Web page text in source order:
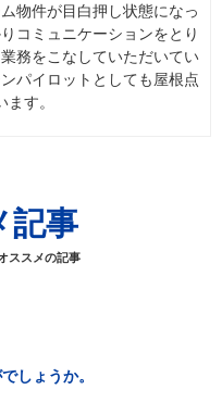
物件が目白押し状態になっ
コミュニケーションをとり
務をこなしていただいてい
パイロットとしても屋根点
す。
記事
ススメの記事
しょうか。